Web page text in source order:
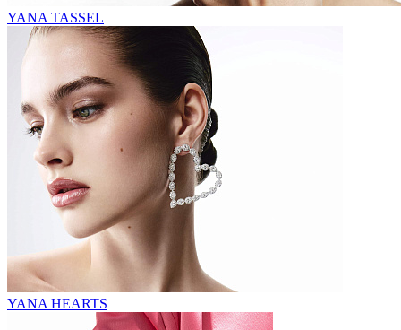
YANA TASSEL
YANA HEARTS